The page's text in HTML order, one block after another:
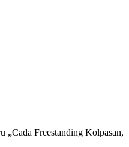
„Cada Freestanding Kolpasan,